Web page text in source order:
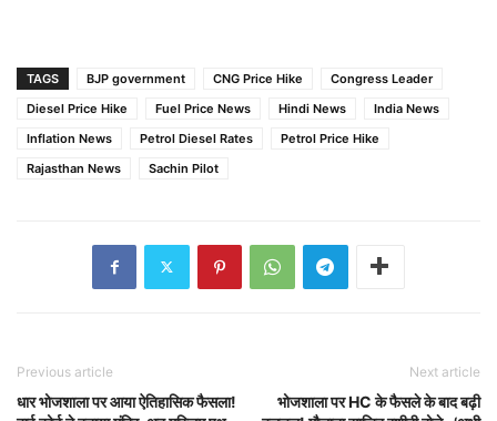
TAGS BJP government CNG Price Hike
Congress Leader
Diesel Price Hike
Fuel Price News Hindi News
India News
Inflation News
Petrol Diesel Rates
Petrol Price Hike
Rajasthan News
Sachin Pilot
Previous article
धार भोजशाला पर आया ऐतिहासिक फैसला!
Next article
भोजशाला पर HC के फैसले के बाद बढ़ी